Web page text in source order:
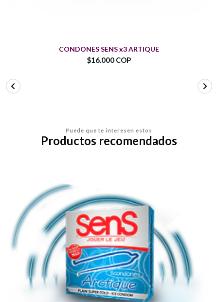
CONDONES SENS x3 ARTIQUE
$16.000 COP
Puede que te interesen estos
Productos recomendados